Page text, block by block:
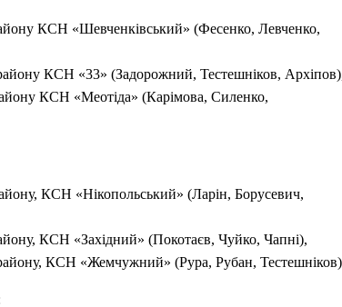
КСН «Шевченківський» (Фесенко, Левченко,
КСН «33» (Задорожний, Тестешніков,
КСН «Меотіда» (Карімова, Силенко,
КСН «Нікопольський» (Ларін, Борусевич,
КСН «Західний» (Покотаєв, Чуйко, Чапні),
КСН «Жемчужний» (Рура, Рубан,